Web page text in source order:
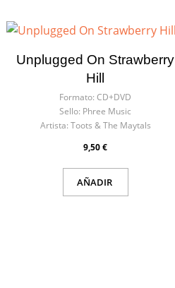
Unplugged On Strawberry
Hill
Formato: CD+DVD
Sello: Phree Music
Artista: Toots & The Maytals
9,50 €
AÑADIR